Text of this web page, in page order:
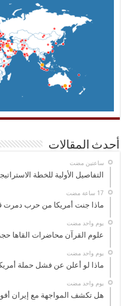
أحدث المقالات
‏ساعتين مضت
التفاصيل الأولية للخطة
ماذا جنت أمريكا من حرب دمرت
‏يوم واحد مضت
علوم القرآن محاضرات القاها
‏يوم واحد مضت
ماذا لو أعلن عن فشل حملة
‏يوم واحد مضت
هل تكشف المواجهة مع إيران أفول